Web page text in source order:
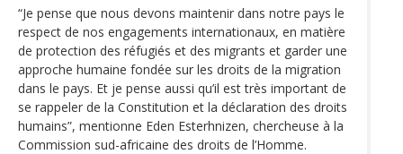
“Je pense que nous devons maintenir dans notre pays le
respect de nos engagements internationaux, en matière
de protection des réfugiés et des migrants et garder une
approche humaine fondée sur les droits de la migration
dans le pays. Et je pense aussi qu’il est très important de
se rappeler de la Constitution et la déclaration des droits
humains”, mentionne Eden Esterhnizen, chercheuse à la
Commission sud-africaine des droits de l’Homme.